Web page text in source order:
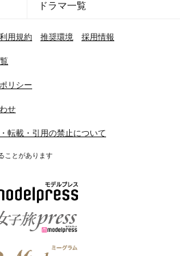
ドラマ一覧
利用規約 推奨環境 採用情報
リシー
せ
転載・引用の禁止について
ことがあります